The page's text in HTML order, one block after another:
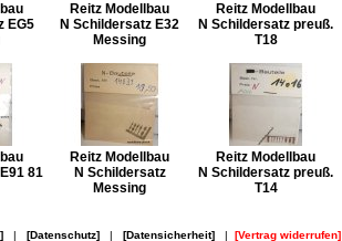
EG5
Reitz Modellbau
N Schildersatz E32
Messing
Reitz Modellbau
N Schildersatz preuß.
T18
81
Reitz Modellbau
N Schildersatz
Messing
Reitz Modellbau
N Schildersatz preuß.
T14
| [Datenschutz]| [Datensicherheit]| [Vertrag widerrufen]